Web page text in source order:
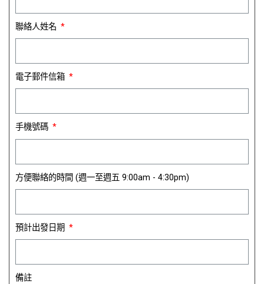
聯絡人姓名
電子郵件信箱
手機號碼
方便聯絡的時間 (週一至週五 9:00am - 4:30pm)
預計出發日期
備註